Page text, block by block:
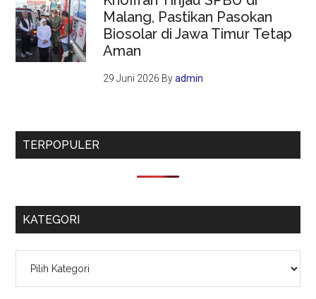
Malang, Pastikan Pasokan
Biosolar di Jawa Timur Tetap
Aman
29 Juni 2026 Byadmin
TERPOPULER
KATEGORI